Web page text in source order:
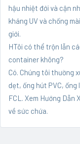
hậu nhiệt đới và cận
kháng UV và chống
giới.
HTôi có thể trộn lẫn
container không?
Có. Chúng tôi thường
dẹt, ống hút PVC,
FCL. Xem Hướng Dẫn
về sức chứa.